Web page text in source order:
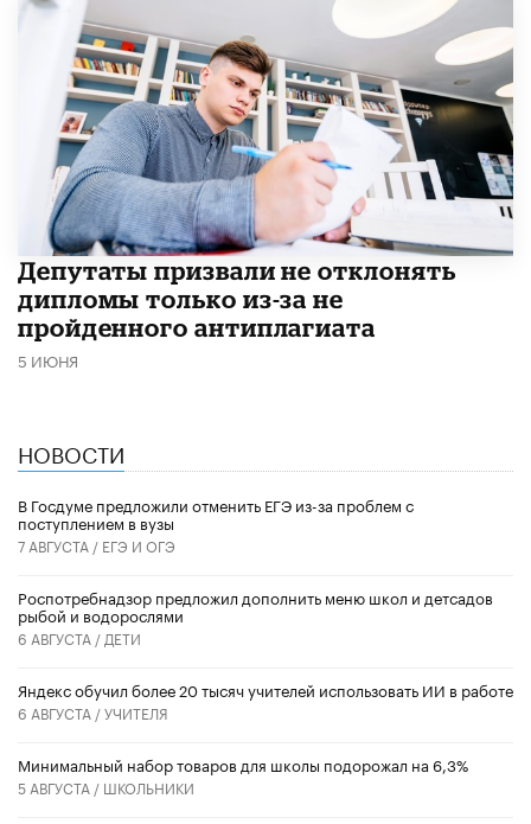
Депутаты призвали не отклонять
дипломы только из-за не
пройденного антиплагиата
5 ИЮНЯ
НОВОСТИ
В Госдуме предложили отменить ЕГЭ из-за проблем с
поступлением в вузы
7 АВГУСТА / ЕГЭ И ОГЭ
Роспотребнадзор предложил дополнить меню школ и детсадов
рыбой и водорослями
6 АВГУСТА / ДЕТИ
​Яндекс обучил более 20 тысяч учителей использовать ИИ в работе
6 АВГУСТА /УЧИТЕЛЯ
Минимальный набор товаров для школы подорожал на 6,3%
5 АВГУСТА / ШКОЛЬНИКИ